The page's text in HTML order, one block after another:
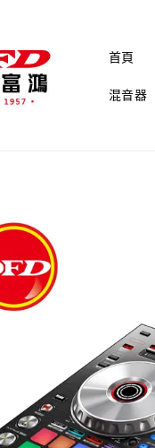
首頁
混音器